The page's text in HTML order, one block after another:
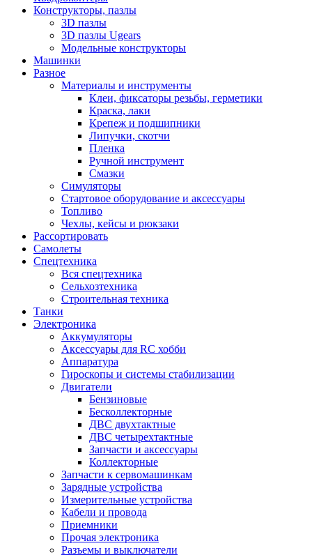
Конструкторы, пазлы
3D пазлы
3D пазлы Ugears
Модельные конструкторы
Машинки
Разное
Материалы и инструменты
Клеи, фиксаторы резьбы, герметики
Краска, лаки
Крепеж и подшипники
Липучки, скотчи
Пленка
Ручной инструмент
Смазки
Симуляторы
Стартовое оборудование и аксессуары
Топливо
Чехлы, кейсы и рюкзаки
Рассортировать
Самолеты
Спецтехника
Вся спецтехника
Сельхозтехника
Строительная техника
Танки
Электроника
Аккумуляторы
Аксессуары для RC хобби
Аппаратура
Гироскопы и системы стабилизации
Двигатели
Бензиновые
Бесколлекторные
ДВС двухтактные
ДВС четырехтактные
Запчасти и аксессуары
Коллекторные
Запчасти к сервомашинкам
Зарядные устройства
Измерительные устройства
Кабели и провода
Приемники
Прочая электроника
Разъемы и выключатели